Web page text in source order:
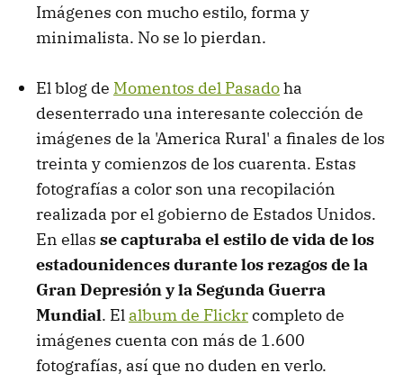
Imágenes con mucho estilo, forma y
minimalista. No se lo pierdan.
El blog de Momentos del Pasadoha
desenterrado una interesante colección de
imágenes de la 'America Rural' a finales de los
treinta y comienzos de los cuarenta. Estas
fotografías a color son una recopilación
realizada por el gobierno de Estados Unidos.
En ellas se capturaba el estilo de vida de los
estadounidences durante los rezagos de la
Gran Depresión y la Segunda Guerra
Mundial. El album de Flickrcompleto de
imágenes cuenta con más de 1.600
fotografías, así que no duden en verlo.